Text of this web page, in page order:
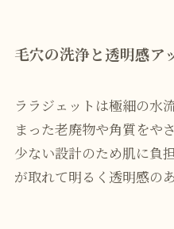
毛穴の洗浄と透明感ア
ララジェットは極細の水
まった老廃物や角質をや
少ない設計のため肌に負
が取れて明るく透明感の